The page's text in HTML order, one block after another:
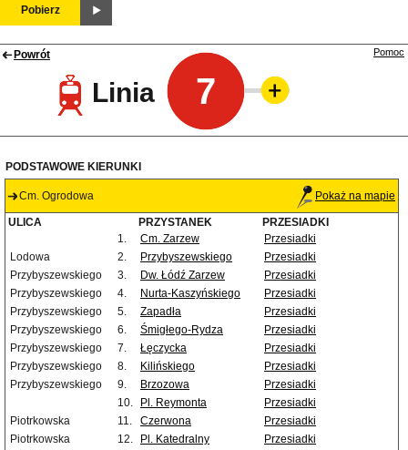
Pobierz
Powrót
Linia 7
Pomoc
PODSTAWOWE KIERUNKI
Cm. Ogrodowa Pokaż na mapie
ULICA PRZYSTANEK
PRZESIADKI
1.
Cm. Zarzew
Przesiadki
Lodowa
2. Przybyszewskiego
Przesiadki
Przybyszewskiego
3. Dw. Łódź Zarzew
Przesiadki
Przybyszewskiego
4. Nurta-Kaszyńskiego
Przesiadki
Przybyszewskiego
5. Zapadła
Przesiadki
Przybyszewskiego
6. Śmigłego-Rydza
Przesiadki
Przybyszewskiego
7. Łęczycka
Przesiadki
Przybyszewskiego
8. Kilińskiego
Przesiadki
Przybyszewskiego
9. Brzozowa
Przesiadki
10.
Pl. Reymonta
Przesiadki
Piotrkowska
11. Czerwona
Przesiadki
Piotrkowska
12. Pl. Katedralny
Przesiadki